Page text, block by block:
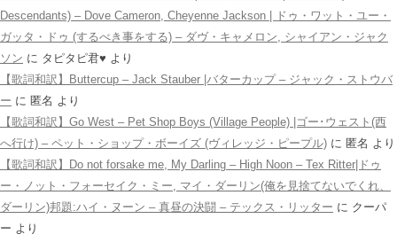
Descendants) – Dove Cameron, Cheyenne Jackson | ドゥ・ワット・ユー・
ガッタ・ドゥ (するべき事をする) – ダヴ・キャメロン, シャイアン・ジャク
ソン に タピタピ君♥️ より
【歌詞和訳】Buttercup – Jack Stauber |バターカップ – ジャック・ストウバ
ー に 匿名 より
【歌詞和訳】Go West – Pet Shop Boys (Village People) |ゴー･ウェスト(西
へ行け) – ペット・ショップ・ボーイズ (ヴィレッジ・ピープル) に 匿名 より
【歌詞和訳】Do not forsake me, My Darling – High Noon – Tex Ritter|ドゥ
ー・ノット・フォーセイク・ミー, マイ・ダーリン(俺を見捨てないでくれ、
ダーリン)邦題:ハイ・ヌーン – 真昼の決闘 – テックス・リッター に クーパ
ー より